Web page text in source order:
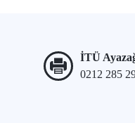
İTÜ
0212 285